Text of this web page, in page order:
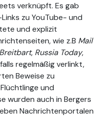
verknüpft. Es gab
zu YouTube- und
und explizit
wie z.B Mail
Breitbart, Russia Today,
regelmäßig verlinkt,
Beweise zu
und
wurden auch in Bergers
Nachrichtenportalen